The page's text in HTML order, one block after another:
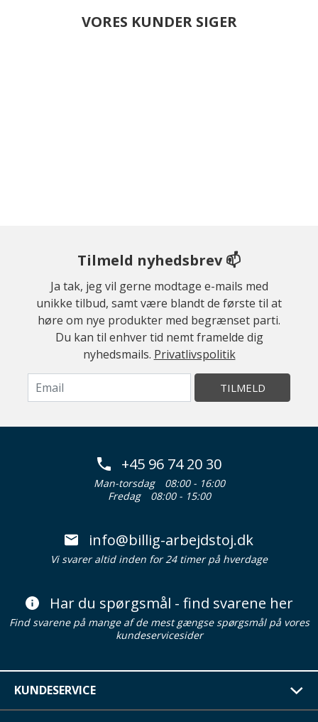
VORES KUNDER SIGER
Tilmeld nyhedsbrev 📫
Ja tak, jeg vil gerne modtage e-mails med
unikke tilbud, samt være blandt de første til at
høre om nye produkter med begrænset parti.
Du kan til enhver tid nemt framelde dig
nyhedsmails. Privatlivspolitik
TILMELD
+45 96 74 20 30
Man-torsdag
08:00 - 16:00
Fredag
08:00 - 15:00
info@billig-arbejdstoj.dk
Vi svarer altid inden for 24 timer på hverdage
Har du spørgsmål - find svarene her
Find svarene på mange af de mest gængse spørgsmål på vores
kundeservicesider
KUNDESERVICE